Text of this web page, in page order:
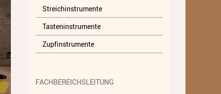
Schlaginstrumente
Streichinstrumente
Tasteninstrumente
Streichinstrumente
Tasteninstrumente
Zupfinstrumente
FACHBEREICHSLEITUNG